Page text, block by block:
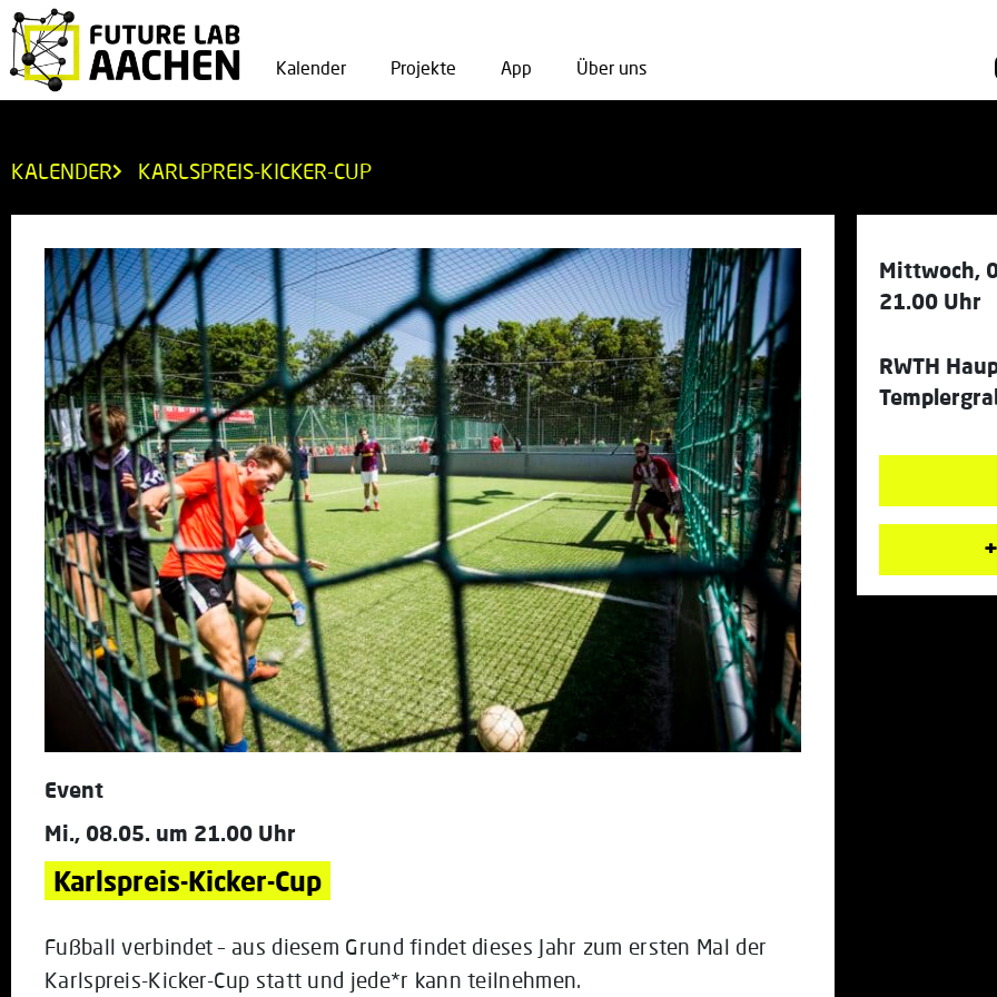
Kalender Projekte App Über uns
KALENDER KARLSPREIS-KICKER-CUP
Event
Mi., 08.05. um 21.00 Uhr
Karlspreis-Kicker-Cup
Fußball verbindet – aus diesem Grund findet dieses Jahr zum ersten Mal der
Karlspreis-Kicker-Cup statt und jede*r kann teilnehmen.
Mittwoch,
21.00 Uhr
RWTH